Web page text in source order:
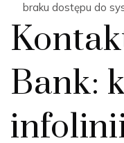
braku dostępu do
Bank: